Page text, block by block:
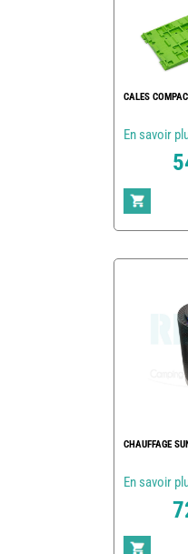
CALES
En savoir
CHAUFFAGE
En savoir